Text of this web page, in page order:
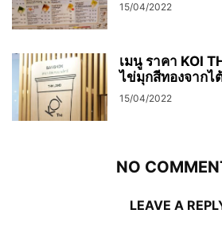
15/04/2022
เมนู ราคา KOI
ไข่มุกสีทองจากไ
15/04/2022
NO
LEAVE A